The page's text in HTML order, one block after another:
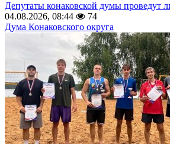
Депутаты конаковской думы проведут
04.08.2026, 08:44
74
Дума Конаковского округа